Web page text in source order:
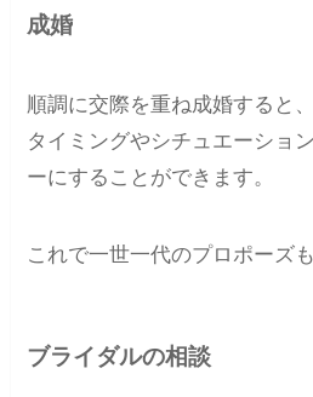
成婚
順調に交際を重ね成婚すると
タイミングやシチュエーショ
ーにすることができます。
これで一世一代のプロポーズ
ブライダルの相談